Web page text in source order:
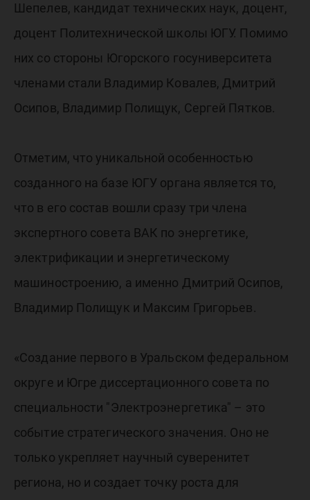
Шепелев, кандидат технических наук, доцент,
доцент Политехнической школы ЮГУ. Помимо
них со стороны Югорского госуниверситета
членами стали Владимир Ковалев, Дмитрий
Осипов, Владимир Полищук, Сергей Пятков.
Отметим, что уникальной особенностью
созданного на базе ЮГУ органа является то,
что в его состав вошли сразу три члена
экспертного совета ВАК по энергетике,
электрификации и энергетическому
машиностроению, а именно Дмитрий Осипов,
Владимир Полищук и Максим Григорьев.
«Создание первого в Уральском федеральном
округе и Югре диссертационного совета по
специальности "Электроэнергетика" – это
событие стратегического значения. Оно не
только укрепляет научный суверенитет
региона, но и создает точку роста для